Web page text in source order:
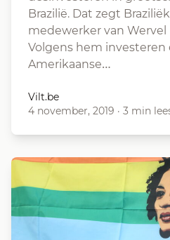
Brazilië. Dat zegt
medewerker van
Volgens hem investeren
Amerikaanse…
Vilt.be
4 november, 2019 · 3 min